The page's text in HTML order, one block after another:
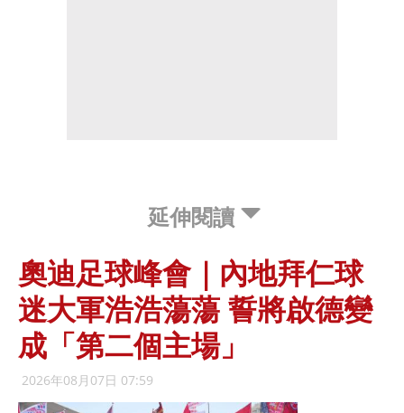
延伸閱讀
奧迪足球峰會｜內地拜仁球
迷大軍浩浩蕩蕩 誓將啟德變
成「第二個主場」
2026年08月07日 07:59